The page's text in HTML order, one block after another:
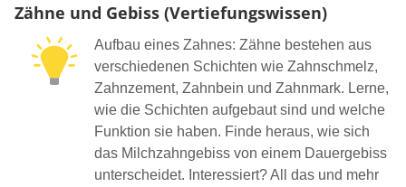
Zähne und Gebiss (Vertiefungswissen)
Aufbau eines Zahnes: Zähne bestehen aus
verschiedenen Schichten wie Zahnschmelz,
Zahnzement, Zahnbein und Zahnmark. Lerne,
wie die Schichten aufgebaut sind und welche
Funktion sie haben. Finde heraus, wie sich
das Milchzahngebiss von einem Dauergebiss
unterscheidet. Interessiert? All das und mehr